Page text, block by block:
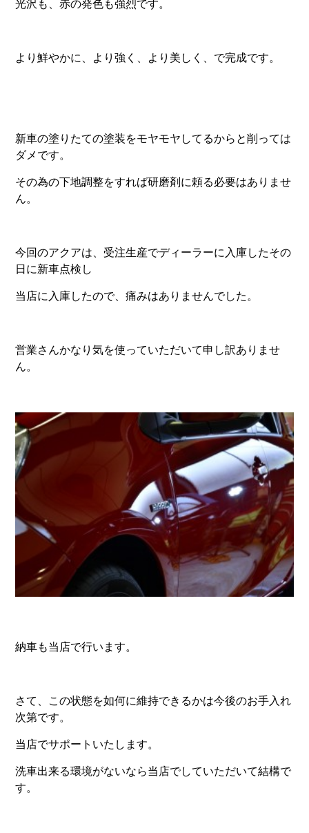
光沢も、赤の発色も強烈です。
より鮮やかに、より強く、より美しく、で完成です。
新車の塗りたての塗装をモヤモヤしてるからと削っては
ダメです。
その為の下地調整をすれば研磨剤に頼る必要はありませ
ん。
今回のアクアは、受注生産でディーラーに入庫したその
日に新車点検し
当店に入庫したので、痛みはありませんでした。
営業さんかなり気を使っていただいて申し訳ありませ
ん。
納車も当店で行います。
さて、この状態を如何に維持できるかは今後のお手入れ
次第です。
当店でサポートいたします。
洗車出来る環境がないなら当店でしていただいて結構で
す。